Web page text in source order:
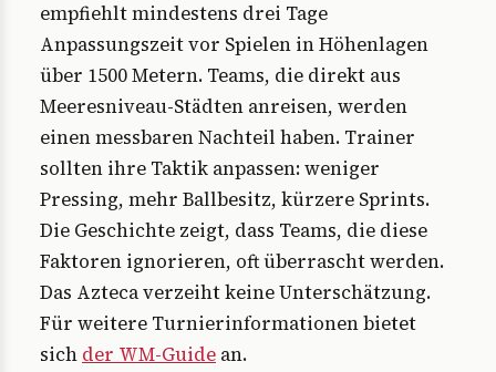
empfiehlt mindestens drei Tage
Anpassungszeit vor Spielen in Höhenlagen
über 1500 Metern. Teams, die direkt aus
Meeresniveau-Städten anreisen, werden
einen messbaren Nachteil haben. Trainer
sollten ihre Taktik anpassen: weniger
Pressing, mehr Ballbesitz, kürzere Sprints.
Die Geschichte zeigt, dass Teams, die diese
Faktoren ignorieren, oft überrascht werden.
Das Azteca verzeiht keine Unterschätzung.
Für weitere Turnierinformationen bietet
sich der WM-Guide an.